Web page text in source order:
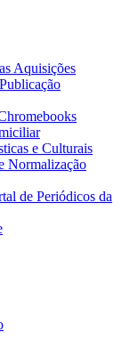
Aquisições
e Culturais
Normalização
de Periódicos da